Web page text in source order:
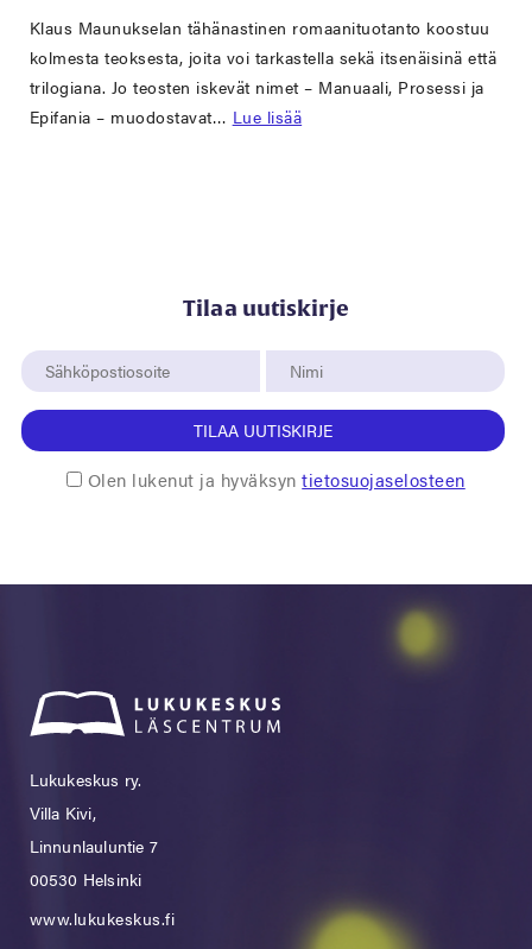
Klaus Maunukselan tähänastinen romaanituotanto koostuu
kolmesta teoksesta, joita voi tarkastella sekä itsenäisinä että
trilogiana. Jo teosten iskevät nimet – Manuaali, Prosessi ja
Epifania – muodostavat… Lue lisää
Tilaa uutiskirje
TILAA UUTISKIRJE
Olen lukenut ja hyväksyntietosuojaselosteen
Lukukeskus ry.
Villa Kivi,
Linnunlauluntie 7
00530 Helsinki
www.lukukeskus.fi